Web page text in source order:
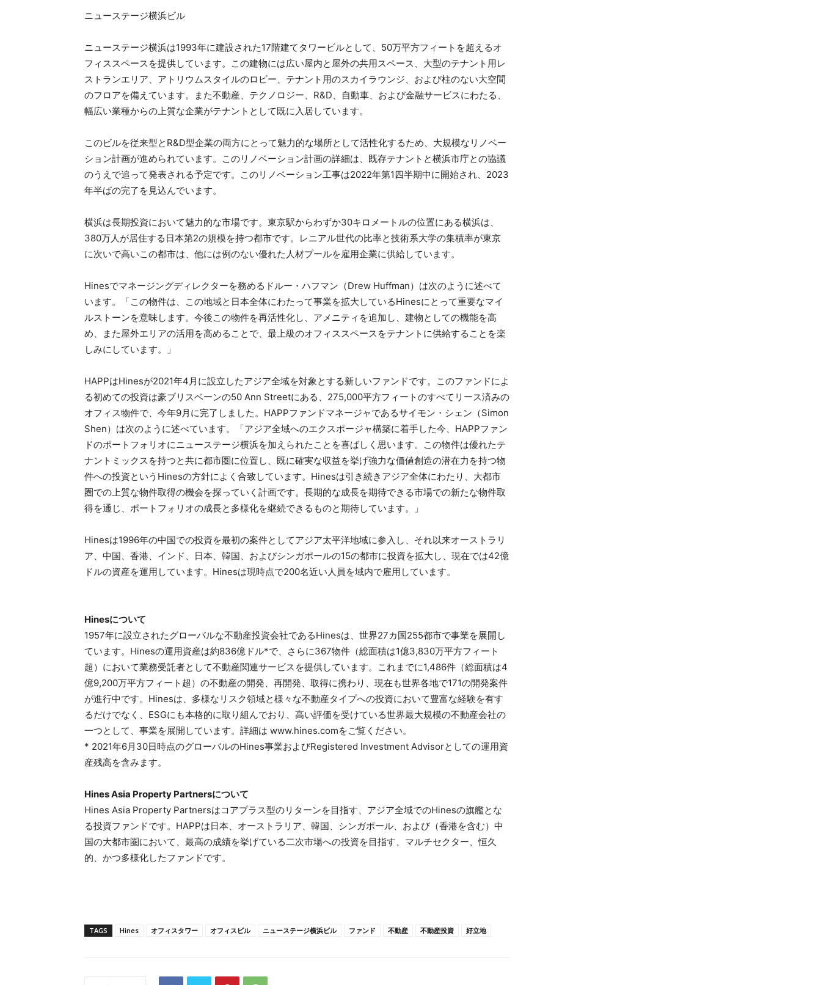
ニューステージ横浜ビル
ニューステージ横浜は1993年に建設された17階建てタワービルとして、50万平方フィートを超えるオ
フィススペースを提供しています。この建物には広い屋内と屋外の共用スペース、大型のテナント用レ
ストランエリア、アトリウムスタイルのロビー、テナント用のスカイラウンジ、および柱のない大空間
のフロアを備えています。また不動産、テクノロジー、R&D、自動車、および金融サービスにわたる、
幅広い業種からの上質な企業がテナントとして既に入居しています。
このビルを従来型とR&D型企業の両方にとって魅力的な場所として活性化するため、大規模なリノベー
ション計画が進められています。このリノベーション計画の詳細は、既存テナントと横浜市庁との協議
のうえで追って発表される予定です。このリノベーション工事は2022年第1四半期中に開始され、2023
年半ばの完了を見込んでいます。
横浜は長期投資において魅力的な市場です。東京駅からわずか30キロメートルの位置にある横浜は、
380万人が居住する日本第2の規模を持つ都市です。レニアル世代の比率と技術系大学の集積率が東京
に次いで高いこの都市は、他には例のない優れた人材プールを雇用企業に供給しています。
Hinesでマネージングディレクターを務めるドルー・ハフマン（Drew Huffman）は次のように述べて
います。「この物件は、この地域と日本全体にわたって事業を拡大しているHinesにとって重要なマイ
ルストーンを意味します。今後この物件を再活性化し、アメニティを追加し、建物としての機能を高
め、また屋外エリアの活用を高めることで、最上級のオフィススペースをテナントに供給することを楽
しみにしています。」
HAPPはHinesが2021年4月に設立したアジア全域を対象とする新しいファンドです。このファンドによ
る初めての投資は豪ブリスベーンの50 Ann Streetにある、275,000平方フィートのすべてリース済みの
オフィス物件で、今年9月に完了しました。HAPPファンドマネージャであるサイモン・シェン（Simon
Shen）は次のように述べています。「アジア全域へのエクスポージャ構築に着手した今、HAPPファン
ドのポートフォリオにニューステージ横浜を加えられたことを喜ばしく思います。この物件は優れたテ
ナントミックスを持つと共に都市圏に位置し、既に確実な収益を挙げ強力な価値創造の潜在力を持つ物
件への投資というHinesの方針によく合致しています。Hinesは引き続きアジア全体にわたり、大都市
圏での上質な物件取得の機会を探っていく計画です。長期的な成長を期待できる市場での新たな物件取
得を通じ、ポートフォリオの成長と多様化を継続できるものと期待しています。」
Hinesは1996年の中国での投資を最初の案件としてアジア太平洋地域に参入し、それ以来オーストラリ
ア、中国、香港、インド、日本、韓国、およびシンガポールの15の都市に投資を拡大し、現在では42億
ドルの資産を運用しています。Hinesは現時点で200名近い人員を域内で雇用しています。
Hinesについて
1957年に設立されたグローバルな不動産投資会社であるHinesは、世界27カ国255都市で事業を展開し
ています。Hinesの運用資産は約836億ドル*で、さらに367物件（総面積は1億3,830万平方フィート
超）において業務受託者として不動産関連サービスを提供しています。これまでに1,486件（総面積は4
億9,200万平方フィート超）の不動産の開発、再開発、取得に携わり、現在も世界各地で171の開発案件
が進行中です。Hinesは、多様なリスク領域と様々な不動産タイプへの投資において豊富な経験を有す
るだけでなく、ESGにも本格的に取り組んでおり、高い評価を受けている世界最大規模の不動産会社の
一つとして、事業を展開しています。詳細は www.hines.comをご覧ください。
* 2021年6月30日時点のグローバルのHines事業およびRegistered Investment Advisorとしての運用資
産残高を含みます。
Hines Asia Property Partnersについて
Hines Asia Property Partnersはコアプラス型のリターンを目指す、アジア全域でのHinesの旗艦とな
る投資ファンドです。HAPPは日本、オーストラリア、韓国、シンガポール、および（香港を含む）中
国の大都市圏において、最高の成績を挙げている二次市場への投資を目指す、マルチセクター、恒久
的、かつ多様化したファンドです。
TAGS Hines オフィスタワー オフィスビル ニューステージ横浜ビル ファンド 不動産 不動産投資 好立地